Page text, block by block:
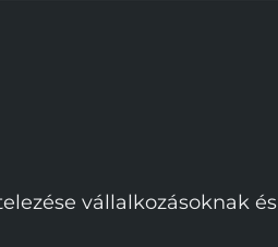
vállalkozásoknak és